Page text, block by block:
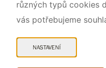
různých typů cookies
vás potřebujeme
NASTAVENÍ